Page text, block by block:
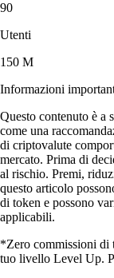
90
Utenti
150 M
Informazioni
Questo contenuto è a
come una
di criptovalute
mercato. Prima di
al rischio. Premi,
questo articolo
di token e possono
applicabili.
*Zero commissioni di
tuo livello Level Up.